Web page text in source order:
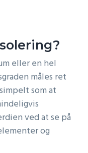
eller en hel
måles ret
som at
ved at se på
og